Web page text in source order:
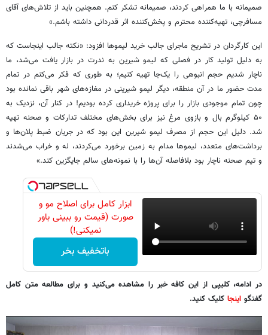
صمیمانه با ما همراهی کردند، صمیمانه تشکر کنم. همچنین باید از تلاش‌های آقای
مسافرچی، تهیه‌کننده محترم و پخش‌کننده اثر قدردانی داشته باشم.»
این کارگردان در تشریح ماجرای جالب خرید لیموها افزود: «نکته جالب اینجاست که
به دلیل تولید کار در فصلی که لیمو شیرین به ندرت در بازار یافت می‌شد، ما
ناچار شدیم حجم انبوهی را یک‌جا تهیه کنیم؛ به طوری که فکر می‌کنم در تمام
مدت حضور ما در آن منطقه، دیگر لیمو شیرینی در مغازه‌های شهر باقی نمانده بود
چون تمام موجودی بازار را برای پروژه خریداری کرده بودیم! در کنار آن، نزدیک به
۵۰ کیلوگرم بال و بازوی مرغ نیز برای بخش‌های مختلف تدارکات و صحنه تهیه
شد. دلیل این حجم از مصرف لیمو شیرین این بود که در جریان ضبط پلان‌ها و
برداشت‌های متعدد، لیموها مدام به زمین برخورد می‌کردند، له و خراب می‌شدند
و تیم صحنه ناچار بود بلافاصله آن‌ها را با نمونه‌های سالم جایگزین کند.»
ابزار کامل برای اصلاح مو و
صورت (قیمت رو ببینی باور
نمیکنی!)
باتخفیف بخر
در ادامه، کلیپی از این کافه خبر را مشاهده می‌کنید و برای مطالعه متن کامل
گفتگو اینجا کلیک کنید.